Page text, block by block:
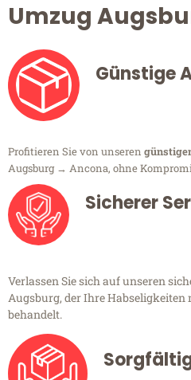
Umzug
Günstige
Profitieren Sie von unseren
Augsburg → Ancona, ohne
Sicherer
Verlassen Sie sich auf unseren
Augsburg, der Ihre
behandelt.